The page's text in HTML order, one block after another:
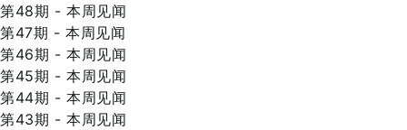
第48期 - 本周见闻
第47期 - 本周见闻
第46期 - 本周见闻
第45期 - 本周见闻
第44期 - 本周见闻
第43期 - 本周见闻